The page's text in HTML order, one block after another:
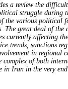
a review the
struggle during
the various political
The great deal of
currently affecting
trends, sanctions
in regional
complex of both
in Iran in the very